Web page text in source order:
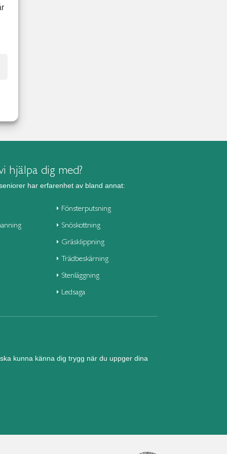
hjälpa dig med?
har erfarenhet av bland annat:
Fönsterputsning
Snöskottning
Gräsklippning
Trädbeskärning
Stenläggning
Ledsaga
kunna känna dig trygg när du uppger dina